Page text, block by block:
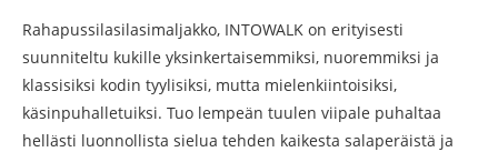
Rahapussilasilasimaljakko, INTOWALK on erityisesti
suunniteltu kukille yksinkertaisemmiksi, nuoremmiksi ja
klassisiksi kodin tyylisiksi, mutta mielenkiintoisiksi,
käsinpuhalletuiksi. Tuo lempeän tuulen viipale puhaltaa
hellästi luonnollista sielua tehden kaikesta salaperäistä ja